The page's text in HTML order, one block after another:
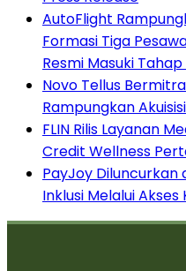
AutoFlight
Formasi Tiga
Resmi Masuki
Novo Tellus
Rampungkan
FLIN Rilis Layanan
Credit Wellness
PayJoy Diluncurkan
Inklusi Melalui Akses